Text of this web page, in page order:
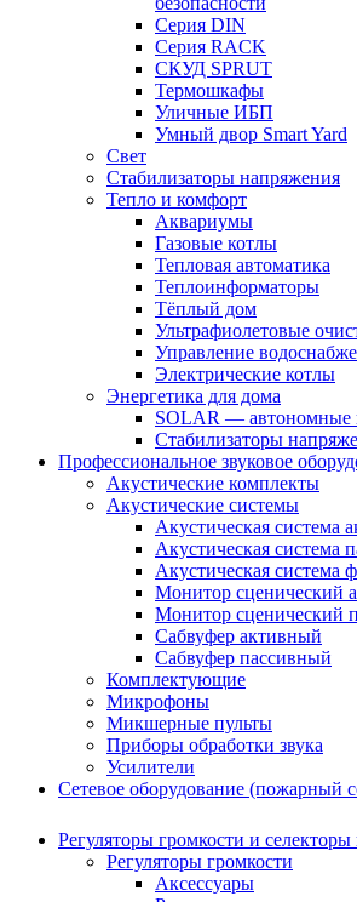
Серия DIN
Серия RACK
СКУД SPRUT
Термошкафы
Уличные ИБП
Умный двор Smart Yard
Свет
Стабилизаторы напряжения
Тепло и комфорт
Аквариумы
Газовые котлы
Тепловая автоматика
Теплоинформаторы
Тёплый дом
Ультрафиолетовые
Управление
Электрические котлы
Энергетика для дома
SOLAR — автономные
Стабилизаторы
Профессиональное звуковое
Акустические комплекты
Акустические системы
Акустическая система
Акустическая система
Акустическая система
Монитор сценический
Монитор сценический
Сабвуфер активный
Сабвуфер пассивный
Комплектующие
Микрофоны
Микшерные пульты
Приборы обработки звука
Усилители
Сетевое оборудование (пожарный
Регуляторы громкости и
Регуляторы громкости
Аксессуары